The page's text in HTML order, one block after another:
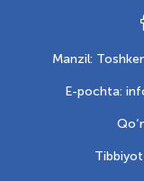
Manzil:
E-pochta: